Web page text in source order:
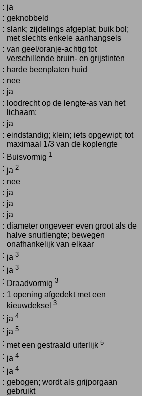
: ja
: geknobbeld
: slank; zijdelings afgeplat; buik bol;
met slechts enkele aanhangsels
: van geel/oranje-achtig tot
verschillende bruin- en grijstinten
: harde beenplaten huid
: nee
: ja
: loodrecht op de lengte-as van het
lichaam;
: ja
: eindstandig; klein; iets opgewipt; tot
maximaal 1/3 van de koplengte
: Buisvormig 1
: ja 2
: nee
: ja
: ja
: ja
: diameter ongeveer even groot als de
halve snuitlengte; bewegen
onafhankelijk van elkaar
: ja 3
: ja 3
: Draadvormig 3
: 1 opening afgedekt met een
kieuwdeksel 3
: ja 4
: ja 5
: met een gestraald uiterlijk 5
: ja 4
: ja 4
: gebogen; wordt als grijporgaan
gebruikt